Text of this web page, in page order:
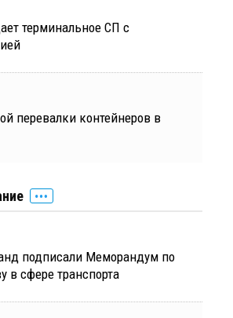
терминальное СП с
перевалки контейнеров в
подписали Меморандум по
в сфере транспорта